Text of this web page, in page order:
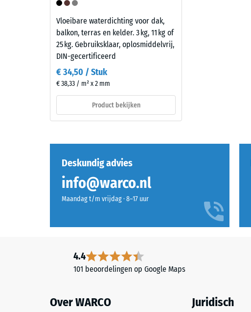
mm
bestaat
uit
nieuw
geproduceerd,
doorgekleurd
schadstofvrij
granulaat
(ethyleen-
monomeer),
De
oppervlaktestructuur
en
poriën,
holtes
ligt
Vloeibare waterdichting voor dak,
balkon, terras en kelder. 3 kg, 11 kg of
25 kg. Gebruiksklaar, oplosmiddelvrij,
DIN-gecertificeerd
€ 34,50 / Stuk
€ 38,33 / m² x 2 mm
Product bekijken
Deskundig advies
info@warco.nl
Maandag t/m vrijdag · 8–17 uur
4.4
101 beoordelingen op Google Maps
Over WARCO Juridisch